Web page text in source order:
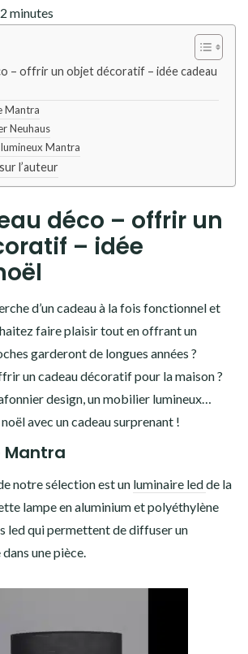
2 minutes
– offrir un objet décoratif – idée cadeau
Mantra
Neuhaus
Mantra
l’auteur
déco – offrir un
– idée
d’un cadeau à la fois fonctionnel et
faire plaisir tout en offrant un
garderont de longues années ?
un cadeau décoratif pour la maison ?
design, un mobilier lumineux…
avec un cadeau surprenant !
Mantra
notre sélection est un luminaire ledde la
lampe en aluminium et polyéthylène
led qui permettent de diffuser un
une pièce.